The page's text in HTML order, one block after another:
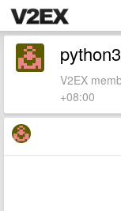
V2EX
+08:00